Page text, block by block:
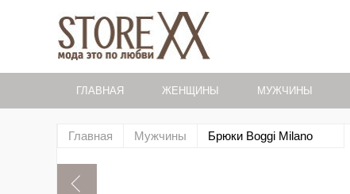
ГЛАВНАЯ ЖЕНЩИНЫ МУЖЧИНЫ
Главная Мужчины Брюки Boggi Milano